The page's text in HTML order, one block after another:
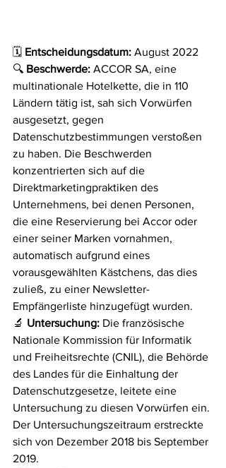
🗓️ Entscheidungsdatum: August 2022
🔍 Beschwerde: ACCOR SA, eine
multinationale Hotelkette, die in 110
Ländern tätig ist, sah sich Vorwürfen
ausgesetzt, gegen
Datenschutzbestimmungen verstoßen
zu haben. Die Beschwerden
konzentrierten sich auf die
Direktmarketingpraktiken des
Unternehmens, bei denen Personen,
die eine Reservierung bei Accor oder
einer seiner Marken vornahmen,
automatisch aufgrund eines
vorausgewählten Kästchens, das dies
zuließ, zu einer Newsletter-
Empfängerliste hinzugefügt wurden.
🔬 Untersuchung: Die französische
Nationale Kommission für Informatik
und Freiheitsrechte (CNIL), die Behörde
des Landes für die Einhaltung der
Datenschutzgesetze, leitete eine
Untersuchung zu diesen Vorwürfen ein.
Der Untersuchungszeitraum erstreckte
sich von Dezember 2018 bis September
2019.